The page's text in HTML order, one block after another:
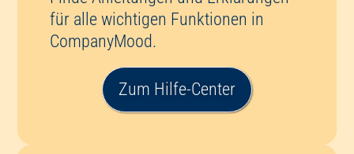
für alle wichtigen Funktionen in
CompanyMood.
Zum Hilfe-Center